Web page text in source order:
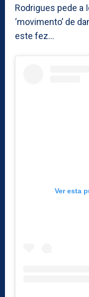
Rodrigues pede a
‘movimento’ de
este fez…
Ver esta